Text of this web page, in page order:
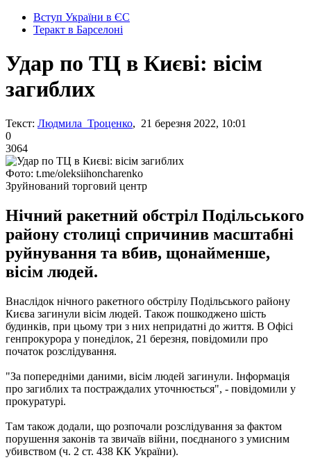
Вступ України в ЄС
Теракт в Барселоні
Удар по ТЦ в Києві: вісім
загиблих
Текст: Людмила Троценко, 21 березня 2022, 10:01
0
3064
Фото: t.me/oleksiihoncharenko
Зруйнований торговий центр
Нічний ракетний обстріл Подільського
району столиці спричинив масштабні
руйнування та вбив, щонайменше,
вісім людей.
Внаслідок нічного ракетного обстрілу Подільського району
Києва загинули вісім людей. Також пошкоджено шість
будинків, при цьому три з них непридатні до життя. В Офісі
генпрокурора у понеділок, 21 березня, повідомили про
початок розслідування.
"За попередніми даними, вісім людей загинули. Інформація
про загиблих та постраждалих уточнюється", - повідомили у
прокуратурі.
Там також додали, що розпочали розслідування за фактом
порушення законів та звичаїв війни, поєднаного з умисним
убивством (ч. 2 ст. 438 КК України).